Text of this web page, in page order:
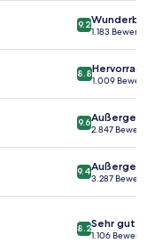
9.2
1.183
8.8
1.009
9.6
2.847
9.4
3.287
8.2Sehr gut
1.106